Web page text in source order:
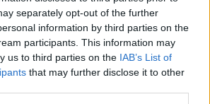
separately opt-out of the further
information by third parties on the
participants. This information may
us to third parties on the IAB’s List of
that may further disclose it to other
mal